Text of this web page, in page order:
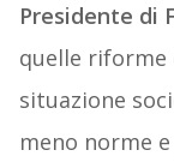
Presidente di
quelle riforme
situazione
meno norme